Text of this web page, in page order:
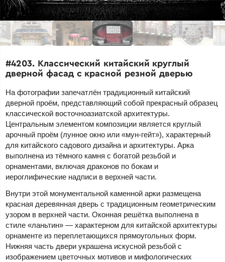
#4203. Классический китайский круглый
дверной фасад с красной резной дверью
На фотографии запечатлён традиционный китайский
дверной проём, представляющий собой прекрасный образец
классической восточноазиатской архитектуры.
Центральным элементом композиции является круглый
арочный проём (лунное окно или «мун-гейт»), характерный
для китайского садового дизайна и архитектуры. Арка
выполнена из тёмного камня с богатой резьбой и
орнаментами, включая драконов по бокам и
иероглифические надписи в верхней части.
Внутри этой монументальной каменной арки размещена
красная деревянная дверь с традиционным геометрическим
узором в верхней части. Оконная решётка выполнена в
стиле «ланьтин» — характерном для китайской архитектуры
орнаменте из переплетающихся прямоугольных форм.
Нижняя часть двери украшена искусной резьбой с
изображением цветочных мотивов и мифологических